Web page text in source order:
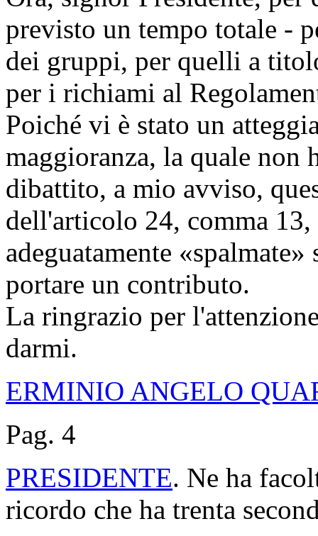
previsto un tempo totale -
dei gruppi, per quelli a
per i richiami al
Poiché vi è stato un
maggioranza, la quale
dibattito, a mio avviso,
dell'articolo 24, comma 13,
adeguatamente
portare un contributo.
La ringrazio per
darmi.
ERMINIO ANGELO
Pag. 4
PRESIDENTE. Ne ha
ricordo che ha trenta